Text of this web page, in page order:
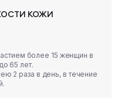
КОЖИ
более 15 женщин в
65 лет.
2 раза в день, в течение